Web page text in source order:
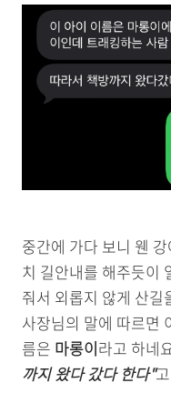
중간에 가다 보니 웬
치 길안내를 해주듯이
줘서 외롭지 않게 산
사장님의 말에 따르면
름은 마롱이라고 하네
까지 왔다 갔다 한다"